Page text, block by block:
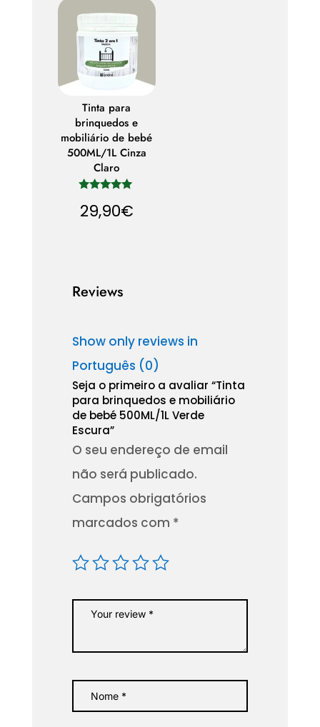
Tinta para
brinquedos e
mobiliário de bebé
500ML/1L Cinza
Claro
5.00
de 5
29,90€
Reviews
Show only reviews in
Português (0)
Seja o primeiro a avaliar “Tinta
para brinquedos e mobiliário
de bebé 500ML/1L Verde
Escura”
O seu endereço de email
não será publicado.
Campos obrigatórios
marcados com *